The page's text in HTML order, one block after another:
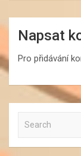
Napsat
Pro přidávání
a